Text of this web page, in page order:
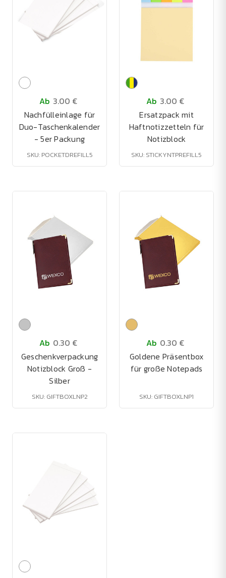
Ab 3.00 €
Nachfülleinlage für
Duo-Taschenkalender
- 5er Packung
SKU: POCKETDREFILL5
Ab 3.00 €
Ersatzpack mit
Haftnotizzetteln für
Notizblock
SKU: STICKYNTPREFILL5
Ab 0.30 €
Geschenkverpackung
Notizblock Groß -
Silber
SKU: GIFTBOXLNP2
Ab 0.30 €
Goldene Präsentbox
für große Notepads
SKU: GIFTBOXLNP1